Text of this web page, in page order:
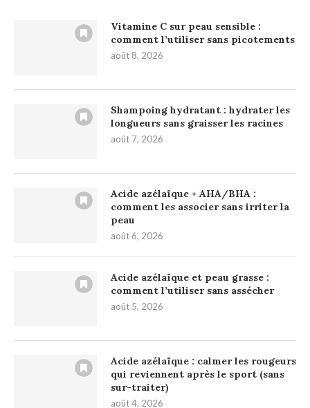
Vitamine C sur peau sensible :
comment l’utiliser sans picotements
août 8, 2026
Shampoing hydratant : hydrater les
longueurs sans graisser les racines
août 7, 2026
Acide azélaïque + AHA/BHA :
comment les associer sans irriter la
peau
août 6, 2026
Acide azélaïque et peau grasse :
comment l’utiliser sans assécher
août 5, 2026
Acide azélaïque : calmer les rougeurs
qui reviennent après le sport (sans
sur-traiter)
août 4, 2026